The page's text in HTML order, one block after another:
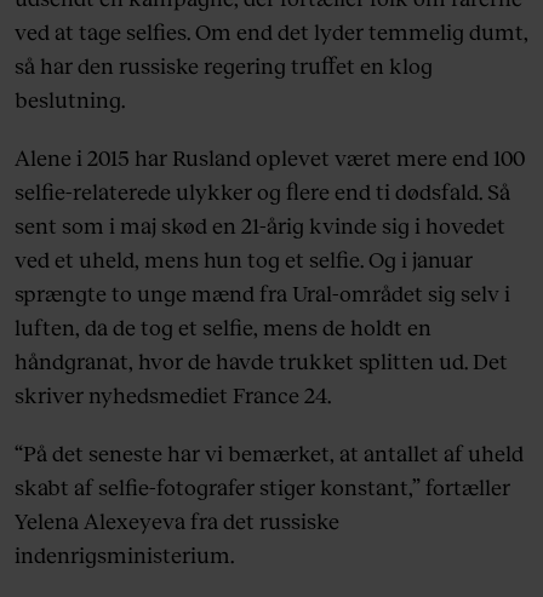
ved at tage selfies. Om end det lyder temmelig dumt,
så har den russiske regering truffet en klog
beslutning.
Alene i 2015 har Rusland oplevet været mere end 100
selfie-relaterede ulykker og flere end ti dødsfald. Så
sent som i maj skød en 21-årig kvinde sig i hovedet
ved et uheld, mens hun tog et selfie. Og i januar
sprængte to unge mænd fra Ural-området sig selv i
luften, da de tog et selfie, mens de holdt en
håndgranat, hvor de havde trukket splitten ud. Det
skriver nyhedsmediet France 24.
“På det seneste har vi bemærket, at antallet af uheld
skabt af selfie-fotografer stiger konstant,” fortæller
Yelena Alexeyeva fra det russiske
indenrigsministerium.